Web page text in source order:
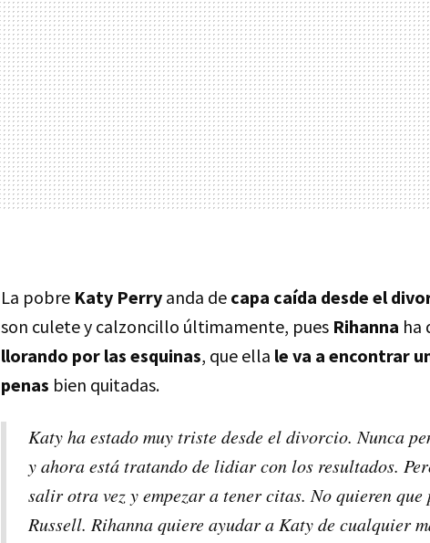
La pobre Katy Perry anda de capa caída desde el
son culete y calzoncillo últimamente, pues Rihanna ha
llorando por las esquinas, que ella le va a encontrar
penas bien quitadas.
Katy ha estado muy triste desde el divorcio. Nunca
y ahora está tratando de lidiar con los resultados.
salir otra vez y empezar a tener citas. No quieren
Russell. Rihanna quiere ayudar a Katy de cualquier